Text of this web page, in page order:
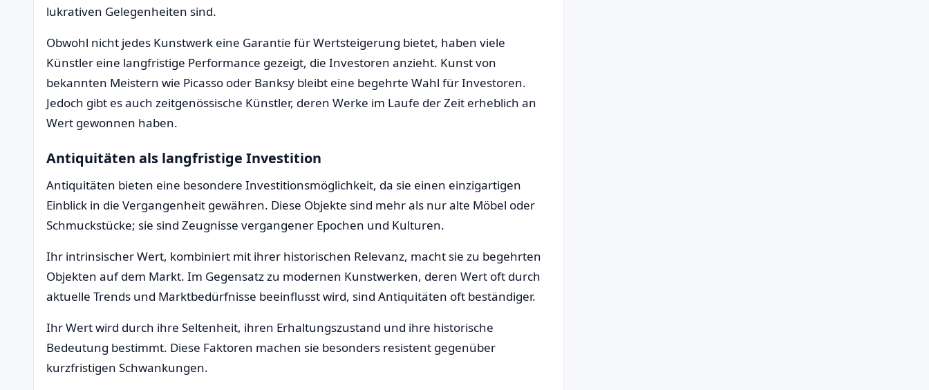
lukrativen Gelegenheiten sind.
Obwohl nicht jedes Kunstwerk eine Garantie für Wertsteigerung bietet, haben viele
Künstler eine langfristige Performance gezeigt, die Investoren anzieht. Kunst von
bekannten Meistern wie Picasso oder Banksy bleibt eine begehrte Wahl für Investoren.
Jedoch gibt es auch zeitgenössische Künstler, deren Werke im Laufe der Zeit erheblich an
Wert gewonnen haben.
Antiquitäten als langfristige Investition
Antiquitäten bieten eine besondere Investitionsmöglichkeit, da sie einen einzigartigen
Einblick in die Vergangenheit gewähren. Diese Objekte sind mehr als nur alte Möbel oder
Schmuckstücke; sie sind Zeugnisse vergangener Epochen und Kulturen.
Ihr intrinsischer Wert, kombiniert mit ihrer historischen Relevanz, macht sie zu begehrten
Objekten auf dem Markt. Im Gegensatz zu modernen Kunstwerken, deren Wert oft durch
aktuelle Trends und Marktbedürfnisse beeinflusst wird, sind Antiquitäten oft beständiger.
Ihr Wert wird durch ihre Seltenheit, ihren Erhaltungszustand und ihre historische
Bedeutung bestimmt. Diese Faktoren machen sie besonders resistent gegenüber
kurzfristigen Schwankungen.